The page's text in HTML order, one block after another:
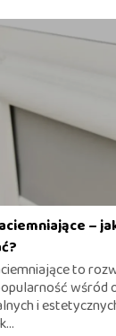
–
to
wśród
i